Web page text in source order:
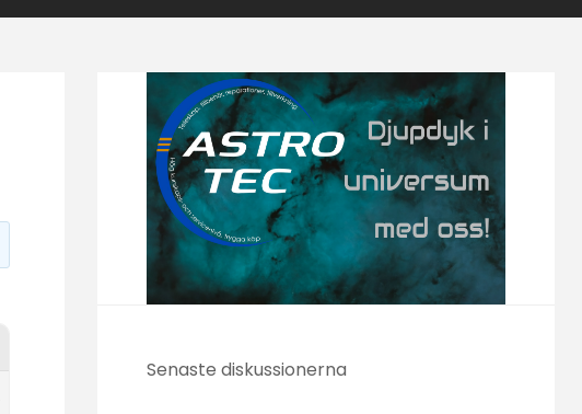
Senaste diskussionerna